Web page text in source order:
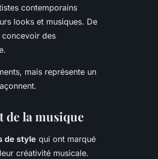
contemporains
looks et musiques. De
concevoir des
mais représente un
de la musique
de style qui ont marqué
créativité musicale.